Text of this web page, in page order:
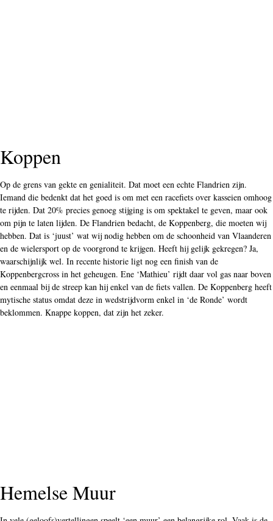
Koppen
Op de grens van gekte en genialiteit. Dat moet een echte Flandrien zijn.
Iemand die bedenkt dat het goed is om met een racefiets over kasseien omhoog
te rijden. Dat 20% precies genoeg stijging is om spektakel te geven, maar ook
om pijn te laten lijden. De Flandrien bedacht, de Koppenberg, die moeten wij
hebben. Dat is ‘juust’ wat wij nodig hebben om de schoonheid van Vlaanderen
en de wielersport op de voorgrond te krijgen. Heeft hij gelijk gekregen? Ja,
waarschijnlijk wel. In recente historie ligt nog een finish van de
Koppenbergcross in het geheugen. Ene ‘Mathieu’ rijdt daar vol gas naar boven
en eenmaal bij de streep kan hij enkel van de fiets vallen. De Koppenberg heeft
mytische status omdat deze in wedstrijdvorm enkel in ‘de Ronde’ wordt
beklommen. Knappe koppen, dat zijn het zeker.
Hemelse Muur